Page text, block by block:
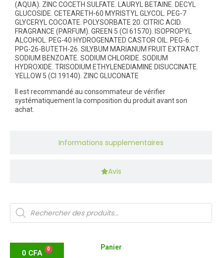
Informations supplementaires
Avis
(AQUA). ZINC COCETH SULFATE. LAURYL BETAINE. DECYL
GLUCOSIDE. CETEARETH-60 MYRISTYL GLYCOL. PEG-7
GLYCERYL COCOATE. POLYSORBATE 20. CITRIC ACID.
FRAGRANCE (PARFUM). GREEN 5 (CI 61570). ISOPROPYL
ALCOHOL. PEG-40 HYDROGENATED CASTOR OIL. PEG-6.
PPG-26-BUTETH-26. SILYBUM MARIANUM FRUIT EXTRACT.
SODIUM BENZOATE. SODIUM CHLORIDE. SODIUM
HYDROXIDE. TRISODIUM ETHYLENEDIAMINE DISUCCINATE.
YELLOW 5 (CI 19140). ZINC GLUCONATE
Il est recommandé au consommateur de vérifier
systématiquement la composition du produit avant son
achat.
Panier
0 CFA 0